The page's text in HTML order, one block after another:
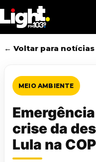
to
main
content
← Voltar para notícias
MEIO AMBIENTE
crise da
Lula na